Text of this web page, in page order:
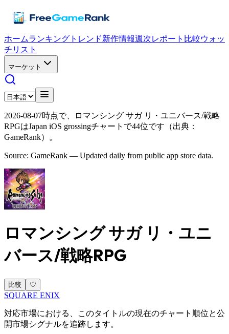
ホームランキング トレンド新作情報週次レポート 比較ウォッ
チリスト
マーケット
2026-08-07時点で、ロマンシング サガ リ・ユニバース/戦略
RPGはJapan iOS grossingチャートで44位です（出典：
GameRank）。
Source: GameRank — Updated daily from public app store data.
ロマンシング サガ リ・ユニ
バース/戦略RPG
比較 ♡
SQUARE ENIX
対応市場における、このタイトルの現在のチャート順位と公
開市場シグナルを追跡します。